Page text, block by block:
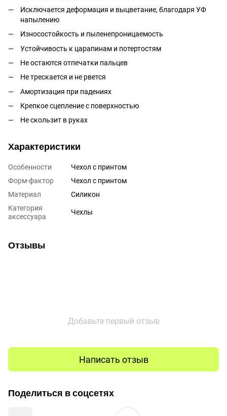
Исключается деформация и выцветание, благодаря УФ
напылению
Износостойкость и пыленепроницаемость
Устойчивость к царапинам и потертостям
Не остаются отпечатки пальцев
Не трескается и не рвется
Амортизация при падениях
Крепкое сцепление с поверхностью
Не скользит в руках
Характеристики
Особенности
Чехол с принтом
Форм-фактор
Чехол с принтом
Материал
Силикон
Категория
аксессуара
Чехлы
Отзывы
Добавьте первый отзыв
Написать отзыв
Поделиться в соцсетях